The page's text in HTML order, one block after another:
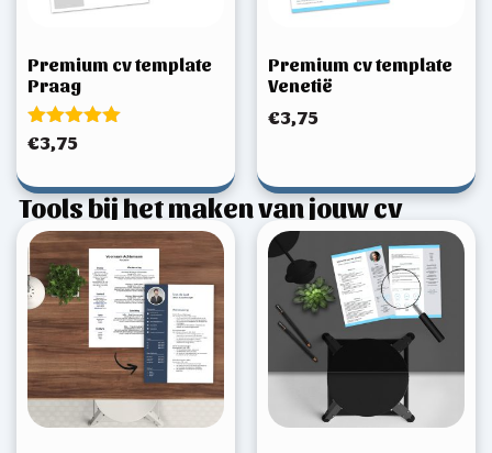
Premium cv template
Praag
Gewaardeerd
5.00
€3,75
Premium cv template
Venetië
€3,75
Tools bij het maken van jouw cv